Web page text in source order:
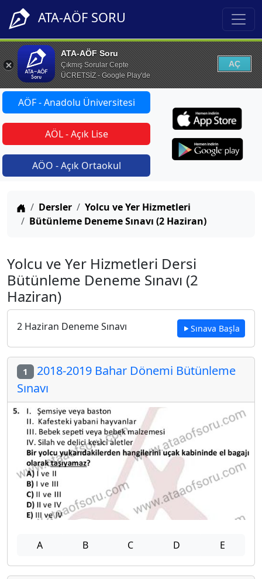
ATA-AÖF SORU
ATA-AÖF Soru
Çıkmış Sorular Cepte
ÜCRETSİZ - Google Play'de
AÇ
AÖF - Anadolu Üniversitesi
AÖL - Açık Lise
AÖO - Açık Ortaokul
Anasayfa
Dersler
Yolcu ve Yer Hizmetleri
Bütünleme Deneme Sınavı (2 Haziran)
Yolcu ve Yer Hizmetleri Dersi
Bütünleme Deneme Sınavı (2
Haziran)
2 Haziran Deneme Sınavı Sınava Başla
1 2018-2019 Bahar Dönemi Bütünleme
Sınavı
A B C D E